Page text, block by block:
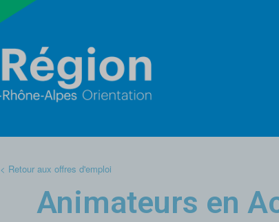
< Retour aux offres d'emploi
Animateurs en